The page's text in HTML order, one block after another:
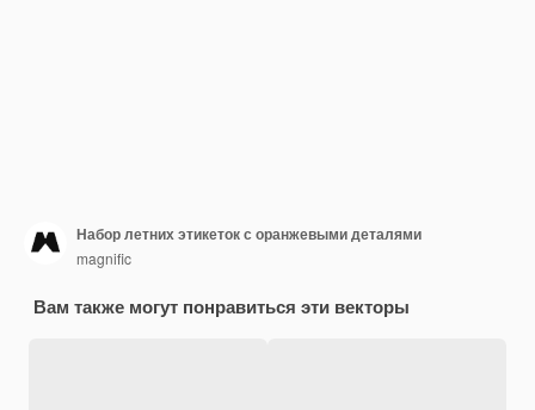
Набор летних этикеток с оранжевыми деталями
magnific
Вам также могут понравиться эти векторы